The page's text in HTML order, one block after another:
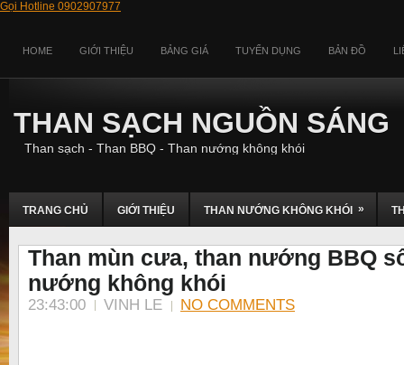
Gọi Hotline 0902907977
HOME GIỚI THIỆU BẢNG GIÁ TUYỂN DỤNG BẢN ĐỒ
THAN SẠCH NGUỒN SÁNG
Than sạch - Than BBQ - Than nướng không khói
TRANG CHỦ GIỚI THIỆU THAN NƯỚNG KHÔNG KHÓI »
Than mùn cưa, than nướng BBQ
nướng không khói
23:43:00 VINH LE NO COMMENTS